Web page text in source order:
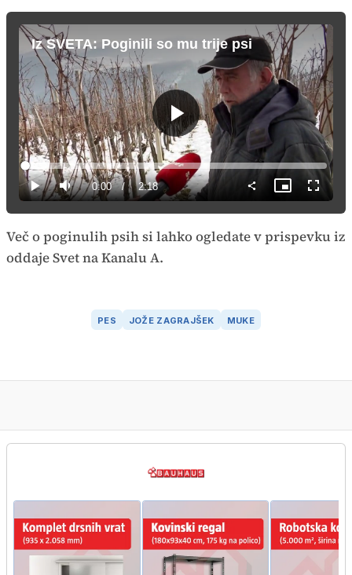
Iz SVETA: Poginili so mu trije psi
Predvajaj
Predvajaj
Tiho Current
Time
0:00 / Duration
2:18
Loaded:
7.18%
Slika
v
sliki
način
Več o poginulih psih si lahko ogledate v prispevku iz
oddaje Svet na Kanalu A.
PES JOŽE ZAGRAJŠEK MUKE